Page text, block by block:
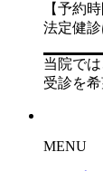
【予約
法定健診
当院で
受診を
MENU